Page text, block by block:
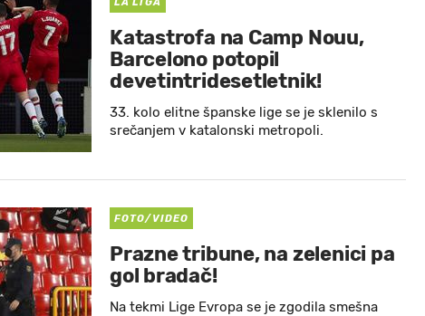
Katastrofa na Camp Nouu,
Barcelono potopil
devetintridesetletnik!
33. kolo elitne španske lige se je sklenilo s
srečanjem v katalonski metropoli.
FOTO/VIDEO
Prazne tribune, na zelenici pa
gol bradač!
Na tekmi Lige Evropa se je zgodila smešna